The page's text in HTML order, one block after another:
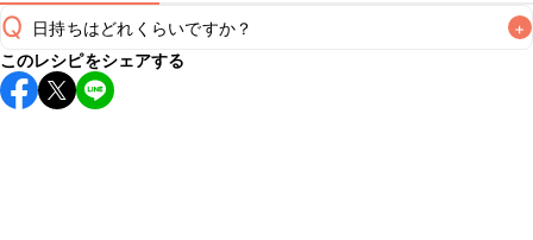
Q 日持ちはどれくらいですか？ +
保存期間は常温で翌日中が目安です。なるべくお早めにお召
し上がりください。
このレシピをシェアする